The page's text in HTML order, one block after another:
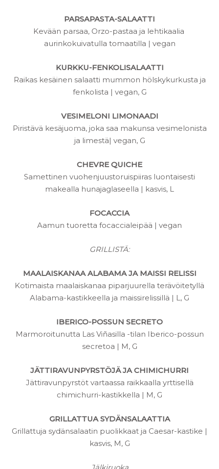
PARSAPASTA-SALAATTI
Kevään parsaa, Orzo-pastaa ja lehtikaalia
aurinkokuivatulla tomaatilla | vegan
KURKKU-FENKOLISALAATTI
Raikas kesäinen salaatti mummon hölskykurkusta ja
fenkolista | vegan, G
VESIMELONI LIMONAADI
Piristävä kesäjuoma, joka saa makunsa vesimelonista
ja limestä| vegan, G
CHEVRE QUICHE
Samettinen vuohenjuustoruispiiras luontaisesti
makealla hunajaglaseella | kasvis, L
FOCACCIA
Aamun tuoretta focaccialeipää | vegan
GRILLISTÄ:
MAALAISKANAA ALABAMA JA MAISSI RELISSI
Kotimaista maalaiskanaa piparjuurella terävöitetyllä
Alabama-kastikkeella ja maissirelissillä | L, G
IBERICO-POSSUN SECRETO
Marmoroitunutta Las Viñasilla -tilan Iberico-possun
secretoa | M, G
JÄTTIRAVUNPYRSTÖJÄ JA CHIMICHURRI
Jättiravunpyrstöt vartaassa raikkaalla yrttisellä
chimichurri-kastikkella | M, G
GRILLATTUA SYDÄNSALAATTIA
Grillattuja sydänsalaatin puolikkaat ja Caesar-kastike |
kasvis, M, G